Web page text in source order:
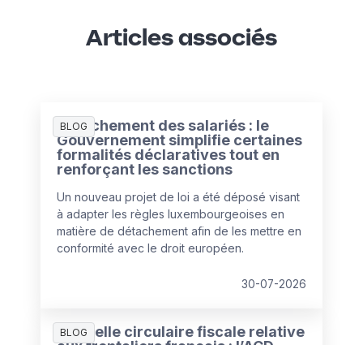
Articles associés
BLOG
Détachement des salariés : le
Gouvernement simplifie certaines
formalités déclaratives tout en
renforçant les sanctions
Un nouveau projet de loi a été déposé visant
à adapter les règles luxembourgeoises en
matière de détachement afin de les mettre en
conformité avec le droit européen.
30-07-2026
BLOG
Nouvelle circulaire fiscale relative